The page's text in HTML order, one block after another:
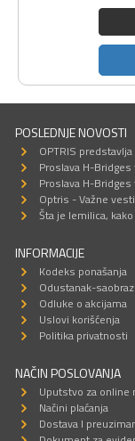
POSLEDNJE NOVOSTI
OPTRIS
Proslava H-
Proslava H-
Optris - Važne vesti
Šta je lemilica,
INFORMACIJE
Kodeks ponašanja
Odustanak-
Odluke o akcijama
Uslovi korišćenja
Politika privatnosti
NAČIN POSLOVANJA
Uputstvo za online
Načini plaćanja
Dostava I